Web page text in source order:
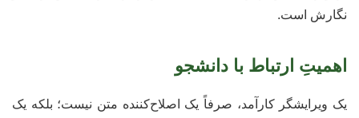
نگارش است.
اهمیتِ ارتباط با دانشجو
یک ویرایشگر کارآمد، صرفاً یک اصلاح‌کننده متن نیست؛ بلکه یک